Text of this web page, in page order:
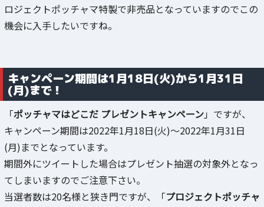
ロジェクトポッチャマ特製で非売品となっていますのでこの
機会に入手したいですね。
キャンペーン期間は1月18日(火)から1月31日
(月)まで！
「ポッチャマはどこだ プレゼントキャンペーン」ですが、
キャンペーン期間は2022年1月18日(火)～2022年1月31日
(月)までとなっています。
期間外にツイートした場合はプレゼント抽選の対象外となっ
てしまいますのでご注意下さい。
当選者数は20名様と狭き門ですが、「プロジェクトポッチャ